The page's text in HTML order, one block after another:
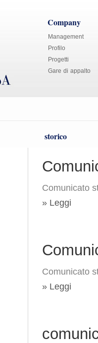
Company
Management
Profilo
Progetti
Gare di appalto
storico
Comunicato
» Leggi
Comunicato
» Leggi